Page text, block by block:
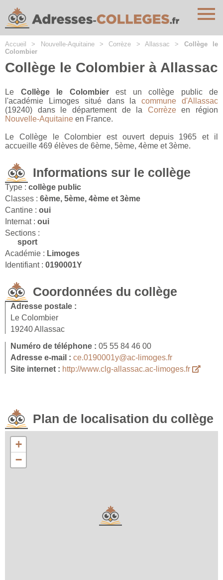
Accueil > Nouvelle-Aquitaine>Corrèze >Allassac > Collège le
Colombier
Collège le Colombier à Allassac
Le Collège le Colombierest un collège public de
l'académie Limoges situé dans lacommune d'Allassac
(19240) dans le département de la Corrèzeen région
Nouvelle-Aquitaine en France.
Le Collège le Colombier est ouvert depuis 1965 et il
accueille 469 élèves de 6ème, 5ème, 4ème et 3ème.
Informations sur le collège
Type : collège public
Classes : 6ème, 5ème, 4ème et 3ème
Cantine : oui
Internat : oui
Sections :
sport
Académie : Limoges
Identifiant : 0190001Y
Coordonnées du collège
Adresse postale :
Le Colombier
19240 Allassac
Numéro de téléphone : 05 55 84 46 00
Adresse e-mail : ce.0190001y@ac-limoges.fr
Site internet : http://www.clg-allassac.ac-limoges.fr
Plan de localisation du collège
+
−